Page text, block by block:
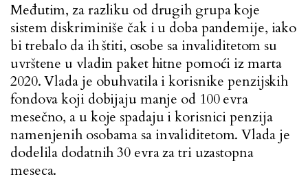
Međutim, za razliku od drugih grupa koje
sistem diskriminiše čak i u doba pandemije, iako
bi trebalo da ih štiti, osobe sa invaliditetom su
uvrštene u vladin paket hitne pomoći iz marta
2020. Vlada je obuhvatila i korisnike penzijskih
fondova koji dobijaju manje od 100 evra
mesečno, a u koje spadaju i korisnici penzija
namenjenih osobama sa invaliditetom. Vlada je
dodelila dodatnih 30 evra za tri uzastopna
meseca.